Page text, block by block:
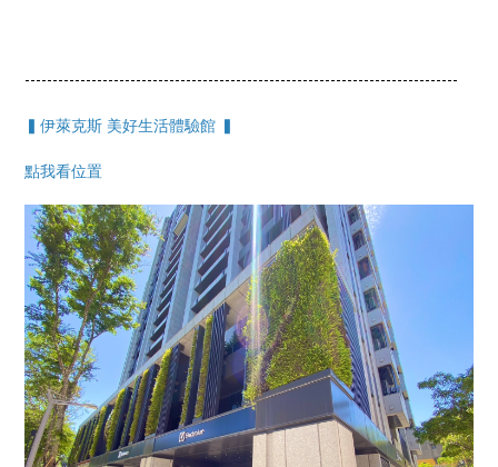
------------------------------------------------------------------------------
▍伊萊克斯 美好生活體驗館 ▍
點我看位置